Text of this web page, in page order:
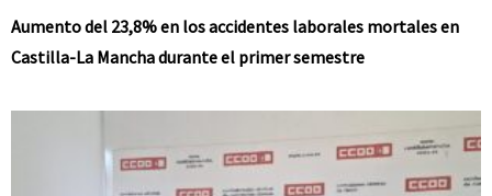
Aumento del 23,8% en los accidentes laborales mortales en
Castilla-La Mancha durante el primer semestre